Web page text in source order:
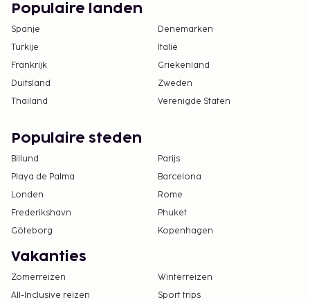
Populaire landen
Spanje
Denemarken
Turkije
Italië
Frankrijk
Griekenland
Duitsland
Zweden
Thailand
Verenigde Staten
Populaire steden
Billund
Parijs
Playa de Palma
Barcelona
Londen
Rome
Frederikshavn
Phuket
Göteborg
Kopenhagen
Vakanties
Zomerreizen
Winterreizen
All-Inclusive reizen
Sport trips